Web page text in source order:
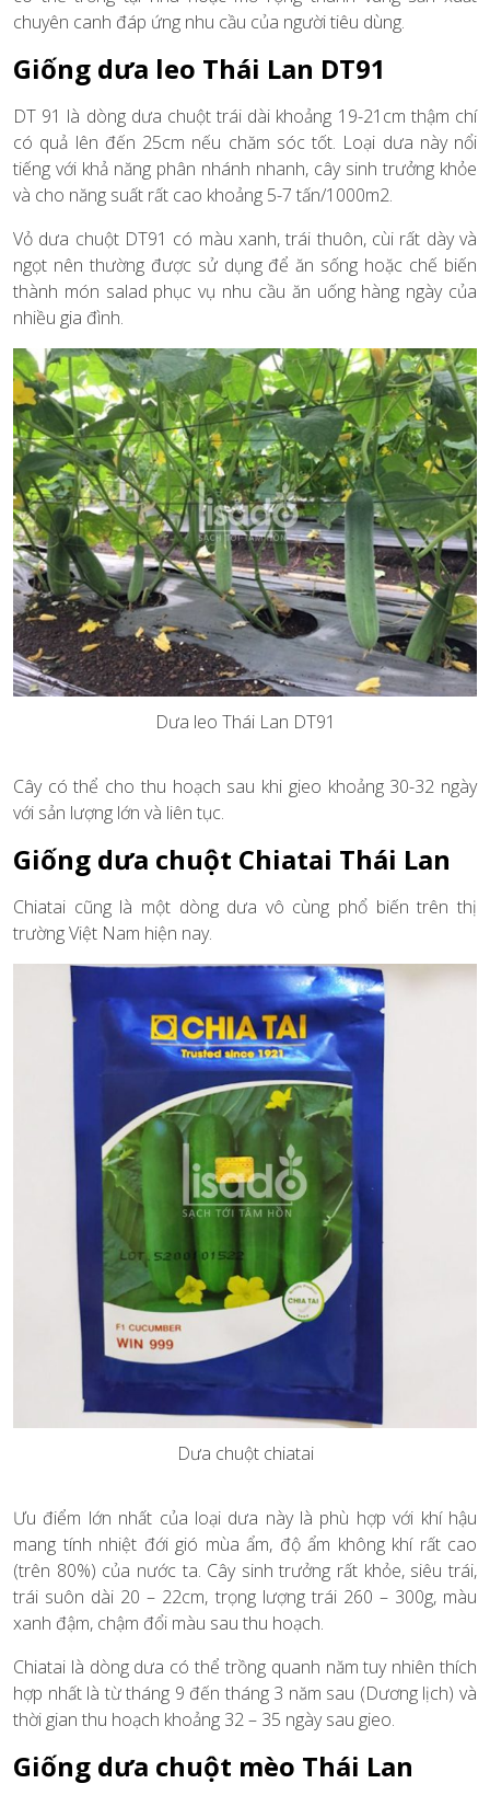
chuyên canh đáp ứng nhu cầu của người tiêu dùng.
Giống dưa leo Thái Lan DT91
DT 91 là dòng dưa chuột trái dài khoảng 19-21cm thậm chí
có quả lên đến 25cm nếu chăm sóc tốt. Loại dưa này nổi
tiếng với khả năng phân nhánh nhanh, cây sinh trưởng khỏe
và cho năng suất rất cao khoảng 5-7 tấn/1000m2.
Vỏ dưa chuột DT91 có màu xanh, trái thuôn, cùi rất dày và
ngọt nên thường được sử dụng để ăn sống hoặc chế biến
thành món salad phục vụ nhu cầu ăn uống hàng ngày của
nhiều gia đình.
Dưa leo Thái Lan DT91
Cây có thể cho thu hoạch sau khi gieo khoảng 30-32 ngày
với sản lượng lớn và liên tục.
Giống dưa chuột Chiatai Thái Lan
Chiatai cũng là một dòng dưa vô cùng phổ biến trên thị
trường Việt Nam hiện nay.
Dưa chuột chiatai
Ưu điểm lớn nhất của loại dưa này là phù hợp với khí hậu
mang tính nhiệt đới gió mùa ẩm, độ ẩm không khí rất cao
(trên 80%) của nước ta. Cây sinh trưởng rất khỏe, siêu trái,
trái suôn dài 20 – 22cm, trọng lượng trái 260 – 300g, màu
xanh đậm, chậm đổi màu sau thu hoạch.
Chiatai là dòng dưa có thể trồng quanh năm tuy nhiên thích
hợp nhất là từ tháng 9 đến tháng 3 năm sau (Dương lịch) và
thời gian thu hoạch khoảng 32 – 35 ngày sau gieo.
Giống dưa chuột mèo Thái Lan